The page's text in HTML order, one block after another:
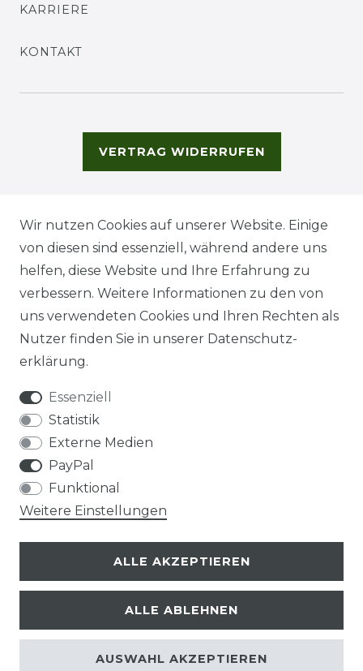
KARRIERE
KONTAKT
VERTRAG WIDERRUFEN
© Copyright 2026 | Alle Rechte vorbehalten.
Wir nutzen Cookies auf unserer Website. Einige
von diesen sind essenziell, während andere uns
helfen, diese Website und Ihre Erfahrung zu
verbessern. Weitere Informationen zu den von
uns verwendeten Cookies und Ihren Rechten als
Nutzer finden Sie in unserer Daten­schutz­
erklärung.
Essenziell
Statistik
Externe Medien
PayPal
Funktional
Weitere Einstellungen
ALLE AKZEPTIEREN
ALLE ABLEHNEN
AUSWAHL AKZEPTIEREN